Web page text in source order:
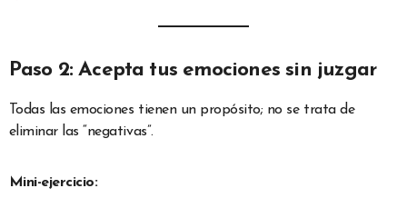
Paso 2: Acepta tus emociones sin juzgar
Todas las emociones tienen un propósito; no se trata de
eliminar las “negativas”.
Mini-ejercicio: